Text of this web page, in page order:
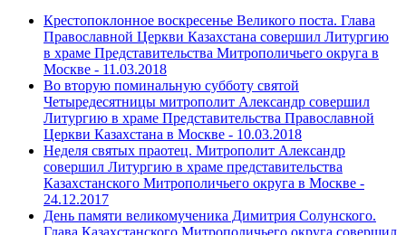
Крестопоклонное воскресенье Великого поста. Глава
Православной Церкви Казахстана совершил Литургию
в храме Представительства Митрополичьего округа в
Москве - 11.03.2018
Во вторую поминальную субботу святой
Четыредесятницы митрополит Александр совершил
Литургию в храме Представительства Православной
Церкви Казахстана в Москве - 10.03.2018
Неделя святых праотец. Митрополит Александр
совершил Литургию в храме представительства
Казахстанского Митрополичьего округа в Москве -
24.12.2017
День памяти великомученика Димитрия Солунского.